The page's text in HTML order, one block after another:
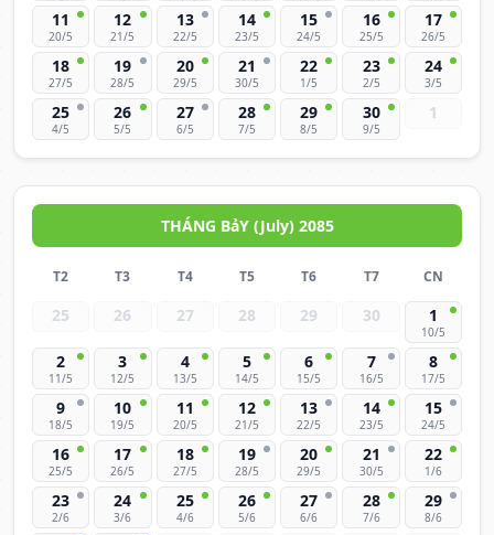
11
20/5
12
21/5
13
22/5
14
23/5
15
24/5
16
25/5
17
26/5
18
27/5
19
28/5
20
29/5
21
30/5
22
1/5
23
2/5
24
3/5
25
4/5
26
5/5
27
6/5
28
7/5
29
8/5
30
9/5
1
THÁNG BảY (July) 2085
T2 T3 T4 T5 T6 T7 CN
25 26 27 28 29 30 1
10/5
2
11/5
3
12/5
4
13/5
5
14/5
6
15/5
7
16/5
8
17/5
9
18/5
10
19/5
11
20/5
12
21/5
13
22/5
14
23/5
15
24/5
16
25/5
17
26/5
18
27/5
19
28/5
20
29/5
21
30/5
22
1/6
23
2/6
24
3/6
25
4/6
26
5/6
27
6/6
28
7/6
29
8/6